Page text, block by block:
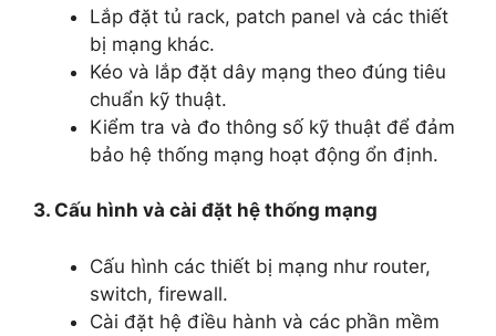
Lắp đặt tủ rack, patch panel và các thiết
bị mạng khác.
Kéo và lắp đặt dây mạng theo đúng tiêu
chuẩn kỹ thuật.
Kiểm tra và đo thông số kỹ thuật để đảm
bảo hệ thống mạng hoạt động ổn định.
3. Cấu hình và cài đặt hệ thống mạng
Cấu hình các thiết bị mạng như router,
switch, firewall.
Cài đặt hệ điều hành và các phần mềm